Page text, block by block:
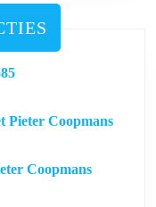
Pieter Coopmans
Coopmans